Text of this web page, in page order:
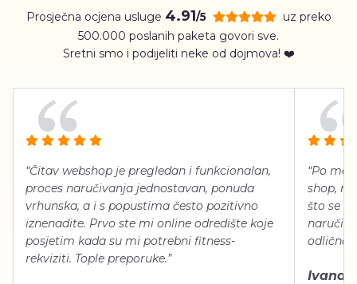
Prosječna ocjena usluge 4.91/5
uz preko
500.000 poslanih paketa govori sve.
Sretni smo i podijeliti neke od dojmova! ❤️
“Čitav webshop je pregledan i funkcionalan,
proces naručivanja jednostavan, ponuda
vrhunska, a i s popustima često pozitivno
iznenadite. Prvo ste mi online odredište koje
posjetim kada su mi potrebni fitness-
rekviziti. Tople preporuke.”
“Po
shop,
što se
naručiti,
odlično
Ivana